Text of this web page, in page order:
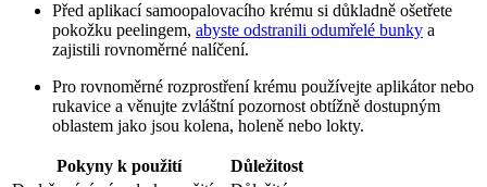
Před aplikací samoopalovacího krému si důkladně ošetřete
pokožku peelingem, abyste odstranili odumřelé bunky a
zajistili rovnoměrné nalíčení.
Pro rovnoměrné rozprostření krému používejte aplikátor nebo
rukavice a věnujte zvláštní pozornost obtížně dostupným
oblastem jako jsou kolena, holeně nebo lokty.
Pokyny k použití
Důležitost